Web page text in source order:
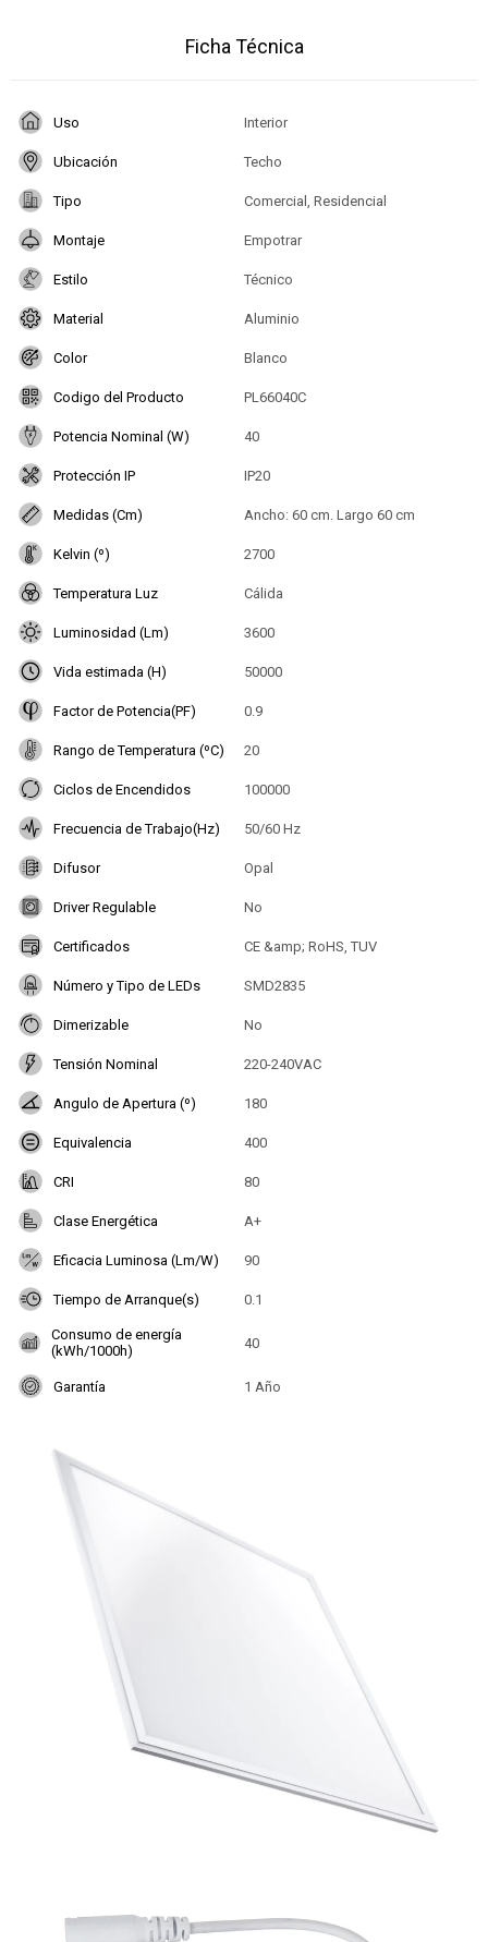
Ficha Técnica
Uso Interior
Ubicación Techo
Tipo Comercial, Residencial
Montaje Empotrar
Estilo Técnico
Material Aluminio
Color Blanco
Codigo del Producto PL66040C
Potencia Nominal (W) 40
Protección IP IP20
Medidas (Cm) Ancho: 60 cm. Largo 60 cm
Kelvin (º) 2700
Temperatura Luz Cálida
Luminosidad (Lm) 3600
Vida estimada (H) 50000
Factor de Potencia(PF) 0.9
Rango de Temperatura (ºC) 20
Ciclos de Encendidos 100000
Frecuencia de Trabajo(Hz) 50/60 Hz
Difusor Opal
Driver Regulable No
Certificados CE &amp; RoHS, TUV
Número y Tipo de LEDs SMD2835
Dimerizable No
Tensión Nominal 220-240VAC
Angulo de Apertura (º) 180
Equivalencia 400
CRI 80
Clase Energética A+
Eficacia Luminosa (Lm/W) 90
Tiempo de Arranque(s) 0.1
Consumo de energía
(kWh/1000h)
40
Garantía 1 Año